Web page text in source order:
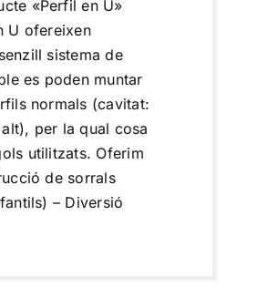
«Perfil en U»
U ofereixen
sistema de
es poden muntar
normals (cavitat:
per la qual cosa
utilitzats. Oferim
de sorrals
– Diversió